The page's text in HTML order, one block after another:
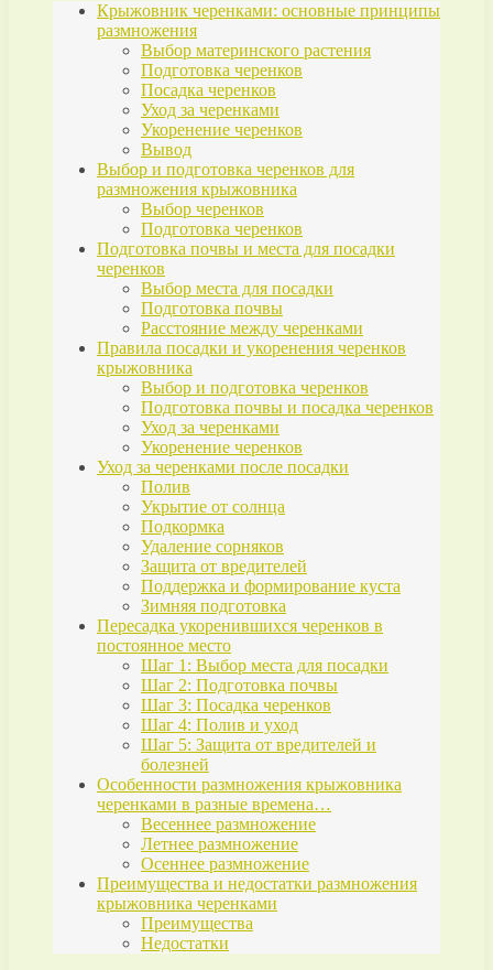
Крыжовник черенками: основные принципы
размножения
Выбор материнского растения
Подготовка черенков
Посадка черенков
Уход за черенками
Укоренение черенков
Вывод
Выбор и подготовка черенков для
размножения крыжовника
Выбор черенков
Подготовка черенков
Подготовка почвы и места для посадки
черенков
Выбор места для посадки
Подготовка почвы
Расстояние между черенками
Правила посадки и укоренения черенков
крыжовника
Выбор и подготовка черенков
Подготовка почвы и посадка черенков
Уход за черенками
Укоренение черенков
Уход за черенками после посадки
Полив
Укрытие от солнца
Подкормка
Удаление сорняков
Защита от вредителей
Поддержка и формирование куста
Зимняя подготовка
Пересадка укоренившихся черенков в
постоянное место
Шаг 1: Выбор места для посадки
Шаг 2: Подготовка почвы
Шаг 3: Посадка черенков
Шаг 4: Полив и уход
Шаг 5: Защита от вредителей и
болезней
Особенности размножения крыжовника
черенками в разные времена…
Весеннее размножение
Летнее размножение
Осеннее размножение
Преимущества и недостатки размножения
крыжовника черенками
Преимущества
Недостатки